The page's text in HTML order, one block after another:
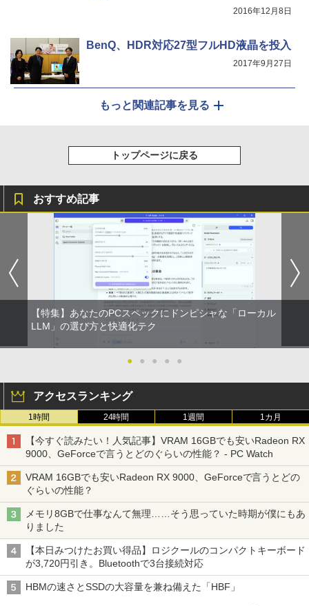
レーム スピーカー搭載 VESA 24KG3YX1
￥14,980
2016年12月8日
BenQ、HDR対応27型フルHD液晶を投入
2017年9月27日
もっと関連記事を見る
トップページに戻る
おすすめ記事
【特集】あなたのPCスペックにドンピシャな「ローカル
LLM」の選び方と快適化テク
● ● ● ● ●
アクセスランキング
1時間 24時間 1週間 1カ月
【今すぐ読みたい！人気記事】VRAM 16GBでも安いRadeon RX
9000、GeForceで言うとどのぐらいの性能？ - PC Watch
VRAM 16GBでも安いRadeon RX 9000、GeForceで言うとどの
ぐらいの性能？
メモリ8GBで仕事なんて無理……そう思っていた時期が僕にもあ
りました
【本日みつけたお買い得品】ロジクールのコンパクトキーボード
が3,720円引き。Bluetoothで3台接続対応
HBMの速さとSSDの大容量を兼ね備えた「HBF」